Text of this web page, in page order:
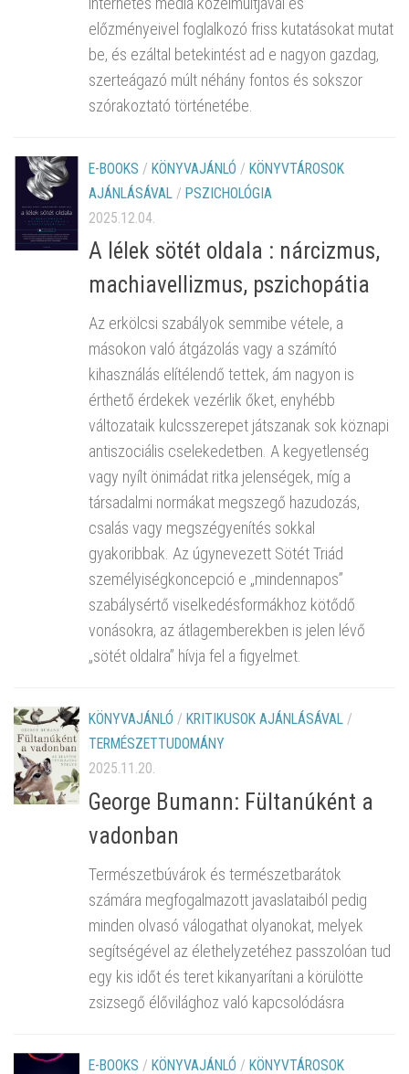
előzményeivel foglalkozó friss kutatásokat mutat
be, és ezáltal betekintést ad e nagyon gazdag,
szerteágazó múlt néhány fontos és sokszor
szórakoztató történetébe.
E-BOOKS / KÖNYVAJÁNLÓ / KÖNYVTÁROSOK
AJÁNLÁSÁVAL / PSZICHOLÓGIA
2025.12.04.
A lélek sötét oldala : nárcizmus,
machiavellizmus, pszichopátia
Az erkölcsi szabályok semmibe vétele, a
másokon való átgázolás vagy a számító
kihasználás elítélendő tettek, ám nagyon is
érthető érdekek vezérlik őket, enyhébb
változataik kulcsszerepet játszanak sok köznapi
antiszociális cselekedetben. A kegyetlenség
vagy nyílt önimádat ritka jelenségek, míg a
társadalmi normákat megszegő hazudozás,
csalás vagy megszégyenítés sokkal
gyakoribbak. Az úgynevezett Sötét Triád
személyiségkoncepció e „mindennapos”
szabálysértő viselkedésformákhoz kötődő
vonásokra, az átlagemberekben is jelen lévő
„sötét oldalra” hívja fel a figyelmet.
KÖNYVAJÁNLÓ / KRITIKUSOK AJÁNLÁSÁVAL /
TERMÉSZETTUDOMÁNY
2025.11.20.
George Bumann: Fültanúként a
vadonban
Természetbúvárok és természetbarátok
számára megfogalmazott javaslataiból pedig
minden olvasó válogathat olyanokat, melyek
segítségével az élethelyzetéhez passzolóan tud
egy kis időt és teret kikanyarítani a körülötte
zsizsegő élővilághoz való kapcsolódásra
E-BOOKS / KÖNYVAJÁNLÓ / KÖNYVTÁROSOK